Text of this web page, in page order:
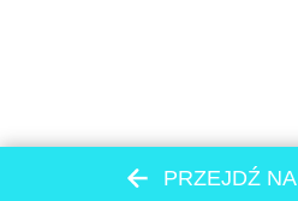
PRZEJDŹ NA